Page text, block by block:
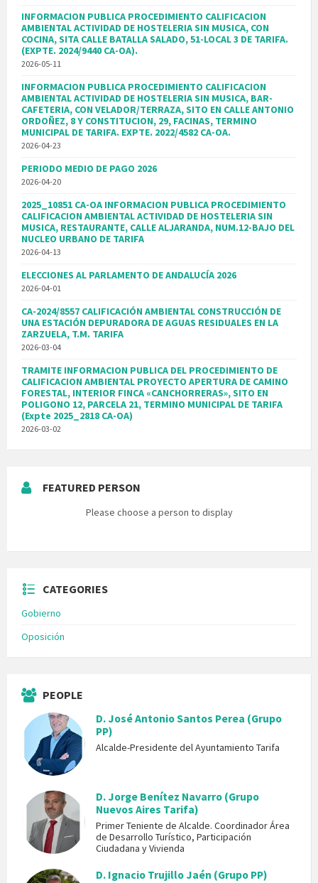
INFORMACION PUBLICA PROCEDIMIENTO CALIFICACION
AMBIENTAL ACTIVIDAD DE HOSTELERIA SIN MUSICA, CON
COCINA, SITA CALLE BATALLA SALADO, 51-LOCAL 3 DE TARIFA.
(EXPTE. 2024/9440 CA-OA).
2026-05-11
INFORMACION PUBLICA PROCEDIMIENTO CALIFICACION
AMBIENTAL ACTIVIDAD DE HOSTELERIA SIN MUSICA, BAR-
CAFETERIA, CON VELADOR/TERRAZA, SITO EN CALLE ANTONIO
ORDOÑEZ, 8 Y CONSTITUCION, 29, FACINAS, TERMINO
MUNICIPAL DE TARIFA. EXPTE. 2022/4582 CA-OA.
2026-04-23
PERIODO MEDIO DE PAGO 2026
2026-04-20
2025_10851 CA-OA INFORMACION PUBLICA PROCEDIMIENTO
CALIFICACION AMBIENTAL ACTIVIDAD DE HOSTELERIA SIN
MUSICA, RESTAURANTE, CALLE ALJARANDA, NUM.12-BAJO DEL
NUCLEO URBANO DE TARIFA
2026-04-13
ELECCIONES AL PARLAMENTO DE ANDALUCÍA 2026
2026-04-01
CA-2024/8557 CALIFICACIÓN AMBIENTAL CONSTRUCCIÓN DE
UNA ESTACIÓN DEPURADORA DE AGUAS RESIDUALES EN LA
ZARZUELA, T.M. TARIFA
2026-03-04
TRAMITE INFORMACION PUBLICA DEL PROCEDIMIENTO DE
CALIFICACION AMBIENTAL PROYECTO APERTURA DE CAMINO
FORESTAL, INTERIOR FINCA «CANCHORRERAS», SITO EN
POLIGONO 12, PARCELA 21, TERMINO MUNICIPAL DE TARIFA
(Expte 2025_2818 CA-OA)
2026-03-02
FEATURED PERSON
Please choose a person to display
CATEGORIES
Gobierno
Oposición
PEOPLE
D. José Antonio Santos Perea (Grupo
PP)
Alcalde-Presidente del Ayuntamiento Tarifa
D. Jorge Benítez Navarro (Grupo
Nuevos Aires Tarifa)
Primer Teniente de Alcalde. Coordinador Área
de Desarrollo Turístico, Participación
Ciudadana y Vivienda
D. Ignacio Trujillo Jaén (Grupo PP)